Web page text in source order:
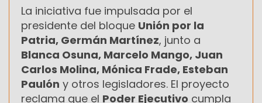
La iniciativa fue impulsada por el
presidente del bloque Unión por la
Patria, Germán Martínez, junto a
Blanca Osuna, Marcelo Mango, Juan
Carlos Molina, Mónica Frade, Esteban
Paulón y otros legisladores. El proyecto
reclama que el Poder Ejecutivo cumpla